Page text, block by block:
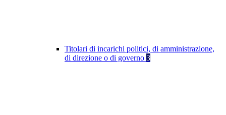
Titolari di incarichi politici, di amministrazione,
di direzione o di governo 3